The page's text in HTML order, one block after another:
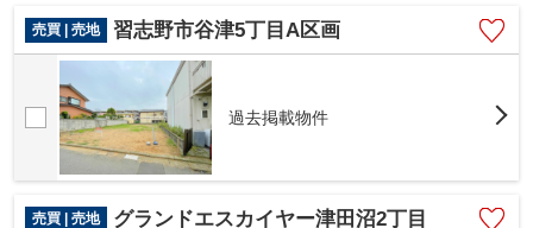
売買 | 売地
習志野市谷津5丁目A区画
過去掲載物件
売買 | 売地 グランドエスカイヤー津田沼2丁目